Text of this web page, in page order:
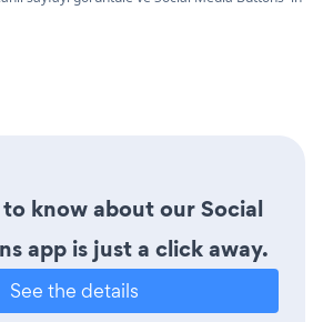
know about our Social
app is just a click away.
See the details